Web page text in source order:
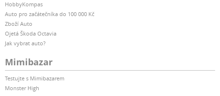
HobbyKompas
Auto pro začátečníka do 100 000 Kč
Zboží Auto
Ojetá Škoda Octavia
Jak vybrat auto?
Mimibazar
Testujte s Mimibazarem
Monster High